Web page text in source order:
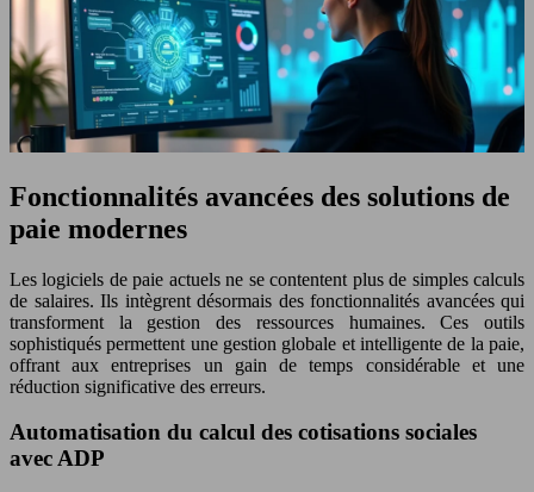
Fonctionnalités avancées des solutions de
paie modernes
Les logiciels de paie actuels ne se contentent plus de simples calculs
de salaires. Ils intègrent désormais des fonctionnalités avancées qui
transforment la gestion des ressources humaines. Ces outils
sophistiqués permettent une gestion globale et intelligente de la paie,
offrant aux entreprises un gain de temps considérable et une
réduction significative des erreurs.
Automatisation du calcul des cotisations sociales
avec ADP